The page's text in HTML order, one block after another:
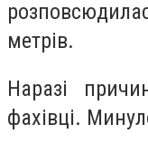
метрів.
Наразі
фахівці.